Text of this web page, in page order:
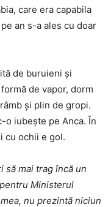
care era capabila
an s-a ales cu doar
de buruieni şi
de vapor, dorm
şi plin de gropi.
o iubeşte pe Anca. În
cu ochii e gol.
să mai trag încă un
Ministerul
nu prezintă niciun